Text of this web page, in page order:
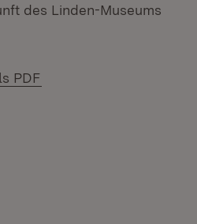
des Linden-Museums
PDF